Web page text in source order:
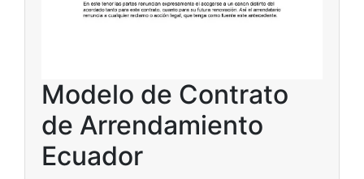
Modelo de Contrato
de Arrendamiento
Ecuador